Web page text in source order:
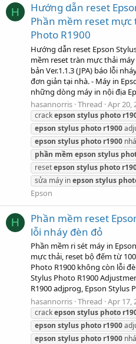
H
Hướng dẫn reset
Phần mềm reset mực
Photo R1900
Hướng dẫn reset Epson
mềm reset tràn mực thải
bản Ver.1.1.3 (JPA) báo lỗi
đơn giản tại nhà. - Máy in
những dòng máy in nội địa
hasannorris Thread Apr 20,
crackepson stylus photo
epson stylus photo r1900
epson stylus photo r1900
phần mềm epson stylus
resetepson stylus photo
sửa máy inepson stylus
Epson
H
Phần mềm reset
lỗi nháy đèn đỏ
Phần mềm ri sét máy in
mực thải, reset bộ đếm từ
Photo R1900 không còn lỗi
Stylus Photo R1900
R1900 adjprog, Epson Stylus
hasannorris Thread Apr 17,
crackepson stylus photo
epson stylus photo r1900
epson stylus photo r1900